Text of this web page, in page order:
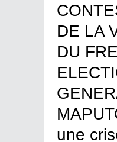
DE LA
DU
une